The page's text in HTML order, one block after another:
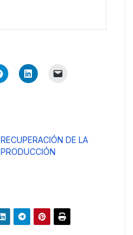
RECUPERACIÓN DE LA
PRODUCCIÓN